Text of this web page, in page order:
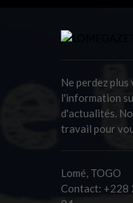
Ne perdez
l'information
d'actualités.
travail pour
Lomé, TOGO
Contact: +228